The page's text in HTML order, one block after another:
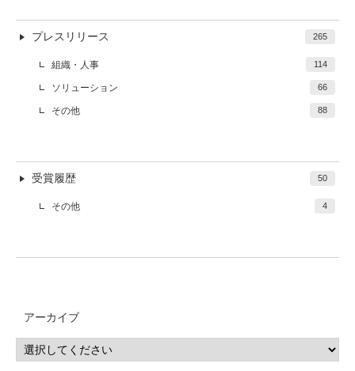
プレスリリース 265
組織・人事 114
ソリューション 66
その他 88
受賞履歴 50
その他 4
アーカイブ